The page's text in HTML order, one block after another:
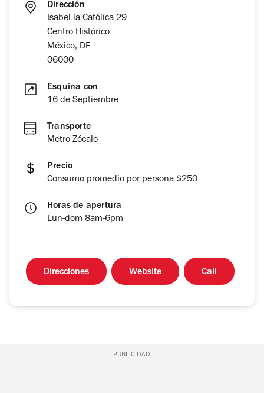
Dirección
Isabel la Católica 29
Centro Histórico
México, DF
06000
Esquina con
16 de Septiembre
Transporte
Metro Zócalo
Precio
Consumo promedio por persona $250
Horas de apertura
Lun-dom 8am-6pm
Direcciones Website Call
PUBLICIDAD